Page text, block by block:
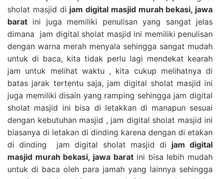
sholat masjid di jam digital masjid murah bekasi, jawa
barat ini juga memiliki penulisan yang sangat jelas
dimana jam digital sholat masjid ini memiliki penulisan
dengan warna merah menyala sehingga sangat mudah
untuk di baca, kita tidak perlu lagi mendekat kearah
jam untuk melihat waktu , kita cukup melihatnya di
batas jarak tertentu saja, jam digital sholat masjid ini
juga memiliki disain yang ramping sehingga jam digital
sholat masjid ini bisa di letakkan di manapun sesuai
dengan kebutuhan masjid , jam digital sholat masjid ini
biasanya di letakan di dinding karena dengan di etakan
di dinding jam digital sholat masjid di jam digital
masjid murah bekasi, jawa baratini bisa lebih mudah
untuk di baca oleh para jamah yang lainnya sehingga